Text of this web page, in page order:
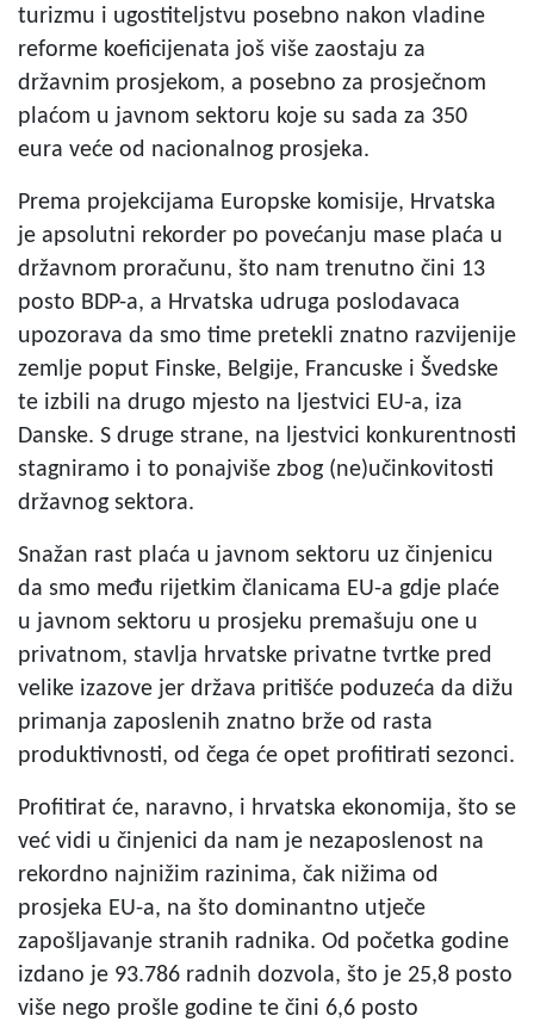
turizmu i ugostiteljstvu posebno nakon vladine
reforme koeficijenata još više zaostaju za
državnim prosjekom, a posebno za prosječnom
plaćom u javnom sektoru koje su sada za 350
eura veće od nacionalnog prosjeka.
Prema projekcijama Europske komisije, Hrvatska
je apsolutni rekorder po povećanju mase plaća u
državnom proračunu, što nam trenutno čini 13
posto BDP-a, a Hrvatska udruga poslodavaca
upozorava da smo time pretekli znatno razvijenije
zemlje poput Finske, Belgije, Francuske i Švedske
te izbili na drugo mjesto na ljestvici EU-a, iza
Danske. S druge strane, na ljestvici konkurentnosti
stagniramo i to ponajviše zbog (ne)učinkovitosti
državnog sektora.
Snažan rast plaća u javnom sektoru uz činjenicu
da smo među rijetkim članicama EU-a gdje plaće
u javnom sektoru u prosjeku premašuju one u
privatnom, stavlja hrvatske privatne tvrtke pred
velike izazove jer država pritišće poduzeća da dižu
primanja zaposlenih znatno brže od rasta
produktivnosti, od čega će opet profitirati sezonci.
Profitirat će, naravno, i hrvatska ekonomija, što se
već vidi u činjenici da nam je nezaposlenost na
rekordno najnižim razinima, čak nižima od
prosjeka EU-a, na što dominantno utječe
zapošljavanje stranih radnika. Od početka godine
izdano je 93.786 radnih dozvola, što je 25,8 posto
više nego prošle godine te čini 6,6 posto